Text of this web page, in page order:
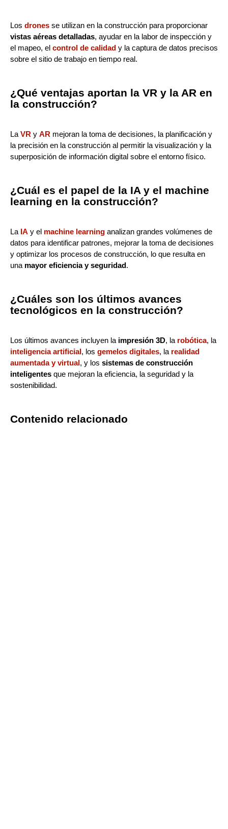
Los drones se utilizan en la construcción para proporcionar
vistas aéreas detalladas, ayudar en la labor de inspección y
el mapeo, el control de calidad y la captura de datos precisos
sobre el sitio de trabajo en tiempo real.
¿Qué ventajas aportan la VR y la AR en
la construcción?
LaVR y AR mejoran la toma de decisiones, la planificación y
la precisión en la construcción al permitir la visualización y la
superposición de información digital sobre el entorno físico.
¿Cuál es el papel de la IA y el machine
learning en la construcción?
La IA y el machine learning analizan grandes volúmenes de
datos para identificar patrones, mejorar la toma de decisiones
y optimizar los procesos de construcción, lo que resulta en
una mayor eficiencia y seguridad.
¿Cuáles son los últimos avances
tecnológicos en la construcción?
Los últimos avances incluyen la impresión 3D, la robótica, la
inteligencia artificial, los gemelos digitales, la realidad
aumentada y virtual, y los sistemas de construcción
inteligentes que mejoran la eficiencia, la seguridad y la
sostenibilidad.
Contenido relacionado